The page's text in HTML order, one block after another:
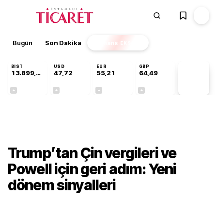
Bugün Son Dakika Finans EKSTRA
BIST
13.899,81
USD
47,72
EUR
55,21
GBP
64,49
Trump’tan Çin vergileri ve
Powell için geri adım: Yeni
dönem sinyalleri